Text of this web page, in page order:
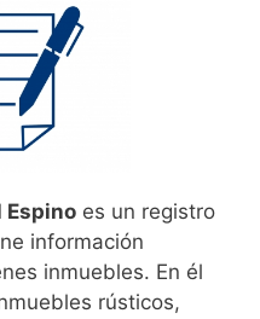
Espino es un registro
información
inmuebles. En él
rústicos,